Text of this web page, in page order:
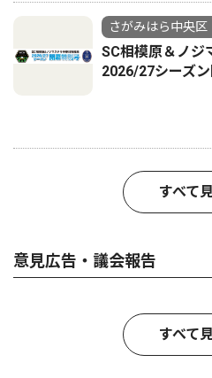
さがみはら中央区
SC相模原＆ノジ
2026/27シーズ
すべて
意見広告・議会報告
すべて